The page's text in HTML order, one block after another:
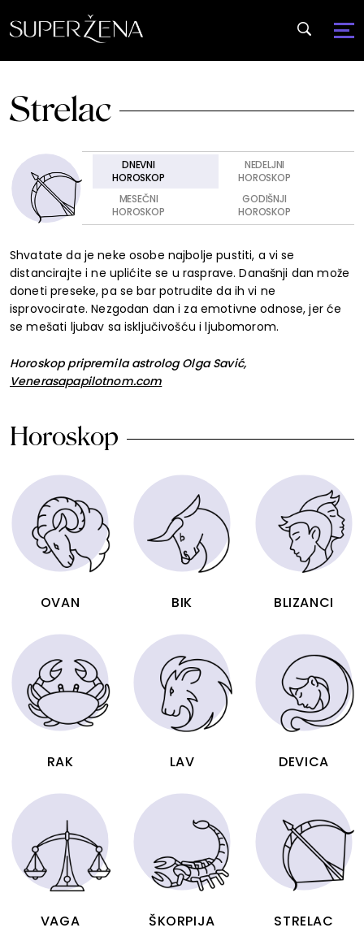
Strelac
DNEVNI
HOROSKOP
NEDELJNI
HOROSKOP
MESEČNI
HOROSKOP
GODIŠNJI
HOROSKOP
Shvatate da je neke osobe najbolje pustiti, a vi se
distancirajte i ne uplićite se u rasprave. Današnji dan može
doneti preseke, pa se bar potrudite da ih vi ne
isprovocirate. Nezgodan dan i za emotivne odnose, jer će
se mešati ljubav sa isključivošću i ljubomorom.
Horoskop pripremila astrolog Olga Savić,
Venerasapapilotnom.com
Horoskop
OVAN BIK BLIZANCI
RAK LAV DEVICA
VAGA ŠKORPIJA STRELAC